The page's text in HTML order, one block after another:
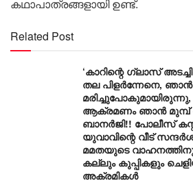
കഥാപാത്രങ്ങളായി ഉണ്ട്.
Related Post
‘കാറിന്റെ ഗ്ലാസ്
തല പിളർന്നേനെ, ഞാൻ
ആക്രമണം ഞാൻ മുമ്പ്
ബാനർജി!! പോലീസ്
യുവാവിന്റെ വീട്
മമതയുടെ
കല്ലും കുപ്പികളും
അക്രമികൾ